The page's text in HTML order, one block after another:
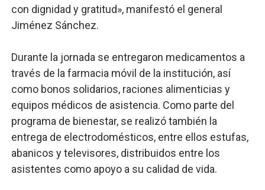
con dignidad y gratitud», manifestó el general
Jiménez Sánchez.
Durante la jornada se entregaron medicamentos a
través de la farmacia móvil de la institución, así
como bonos solidarios, raciones alimenticias y
equipos médicos de asistencia. Como parte del
programa de bienestar, se realizó también la
entrega de electrodomésticos, entre ellos estufas,
abanicos y televisores, distribuidos entre los
asistentes como apoyo a su calidad de vida.